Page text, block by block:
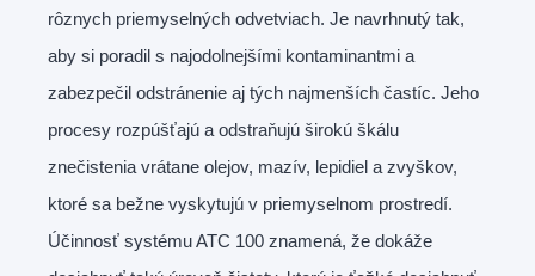
rôznych priemyselných odvetviach. Je navrhnutý tak,
aby si poradil s najodolnejšími kontaminantmi a
zabezpečil odstránenie aj tých najmenších častíc. Jeho
procesy rozpúšťajú a odstraňujú širokú škálu
znečistenia vrátane olejov, mazív, lepidiel a zvyškov,
ktoré sa bežne vyskytujú v priemyselnom prostredí.
Účinnosť systému ATC 100 znamená, že dokáže